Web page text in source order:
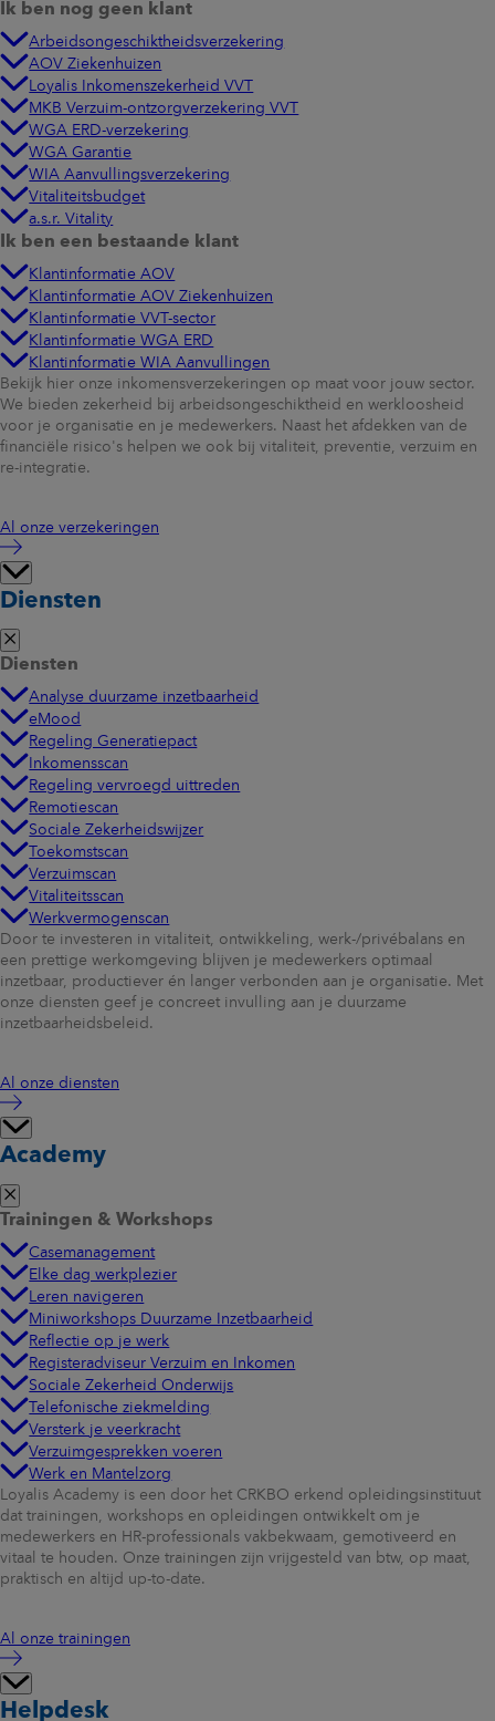
Ik ben nog geen klant
Arbeidsongeschiktheidsverzekering
AOV Ziekenhuizen
Loyalis Inkomenszekerheid VVT
MKB Verzuim-ontzorgverzekering VVT
WGA ERD-verzekering
WGA Garantie
WIA Aanvullingsverzekering
Vitaliteitsbudget
a.s.r. Vitality
Ik ben een bestaande klant
Klantinformatie AOV
Klantinformatie AOV Ziekenhuizen
Klantinformatie VVT-sector
Klantinformatie WGA ERD
Klantinformatie WIA Aanvullingen
Bekijk hier onze inkomensverzekeringen op maat voor jouw sector.
We bieden zekerheid bij arbeidsongeschiktheid en werkloosheid
voor je organisatie en je medewerkers. Naast het afdekken van de
financiële risico's helpen we ook bij vitaliteit, preventie, verzuim en
re-integratie.
Al onze verzekeringen
Diensten
Diensten
Analyse duurzame inzetbaarheid
eMood
Regeling Generatiepact
Inkomensscan
Regeling vervroegd uittreden
Remotiescan
Sociale Zekerheidswijzer
Toekomstscan
Verzuimscan
Vitaliteitsscan
Werkvermogenscan
Door te investeren in vitaliteit, ontwikkeling, werk-/privébalans en
een prettige werkomgeving blijven je medewerkers optimaal
inzetbaar, productiever én langer verbonden aan je organisatie. Met
onze diensten geef je concreet invulling aan je duurzame
inzetbaarheidsbeleid.
Al onze diensten
Academy
Trainingen & Workshops
Casemanagement
Elke dag werkplezier
Leren navigeren
Miniworkshops Duurzame Inzetbaarheid
Reflectie op je werk
Registeradviseur Verzuim en Inkomen
Sociale Zekerheid Onderwijs
Telefonische ziekmelding
Versterk je veerkracht
Verzuimgesprekken voeren
Werk en Mantelzorg
Loyalis Academy is een door het CRKBO erkend opleidingsinstituut
dat trainingen, workshops en opleidingen ontwikkelt om je
medewerkers en HR-professionals vakbekwaam, gemotiveerd en
vitaal te houden. Onze trainingen zijn vrijgesteld van btw, op maat,
praktisch en altijd up-to-date.
Al onze trainingen
Helpdesk